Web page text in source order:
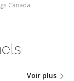
Canada
Voir plus